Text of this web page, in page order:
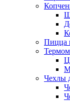
Пицца
Чехлы